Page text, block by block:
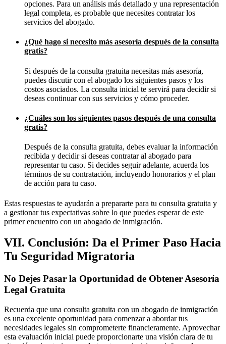
opciones. Para un análisis más detallado y una representación
legal completa, es probable que necesites contratar los
servicios del abogado.
¿Qué hago si necesito más asesoría después de la consulta
gratis?
Si después de la consulta gratuita necesitas más asesoría,
puedes discutir con el abogado los siguientes pasos y los
costos asociados. La consulta inicial te servirá para decidir si
deseas continuar con sus servicios y cómo proceder.
¿Cuáles son los siguientes pasos después de una consulta
gratis?
Después de la consulta gratuita, debes evaluar la información
recibida y decidir si deseas contratar al abogado para
representar tu caso. Si decides seguir adelante, acuerda los
términos de su contratación, incluyendo honorarios y el plan
de acción para tu caso.
Estas respuestas te ayudarán a prepararte para tu consulta gratuita y
a gestionar tus expectativas sobre lo que puedes esperar de este
primer encuentro con un abogado de inmigración.
VII. Conclusión: Da el Primer Paso Hacia
Tu Seguridad Migratoria
No Dejes Pasar la Oportunidad de Obtener Asesoría
Legal Gratuita
Recuerda que una consulta gratuita con un abogado de inmigración
es una excelente oportunidad para comenzar a abordar tus
necesidades legales sin comprometerte financieramente. Aprovechar
esta evaluación inicial puede proporcionarte una visión clara de tu